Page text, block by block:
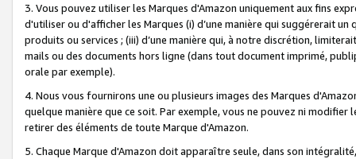
3. Vous pouvez utiliser les Marques d'Amazon uniquement aux fins
d'utiliser ou d'afficher les Marques (i) d’une manière qui suggérerait
produits ou services ; (iii) d’une manière qui, à notre discrétion,
mails ou des documents hors ligne (dans tout document imprimé,
orale par exemple).
4. Nous vous fournirons une ou plusieurs images des Marques
quelque manière que ce soit. Par exemple, vous ne pouvez ni
retirer des éléments de toute Marque d'Amazon.
5. Chaque Marque d'Amazon doit apparaître seule, dans son